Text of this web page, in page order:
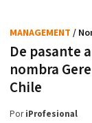
De pasante
nombra
Chile
MANAGEMENT /
PoriProfesional